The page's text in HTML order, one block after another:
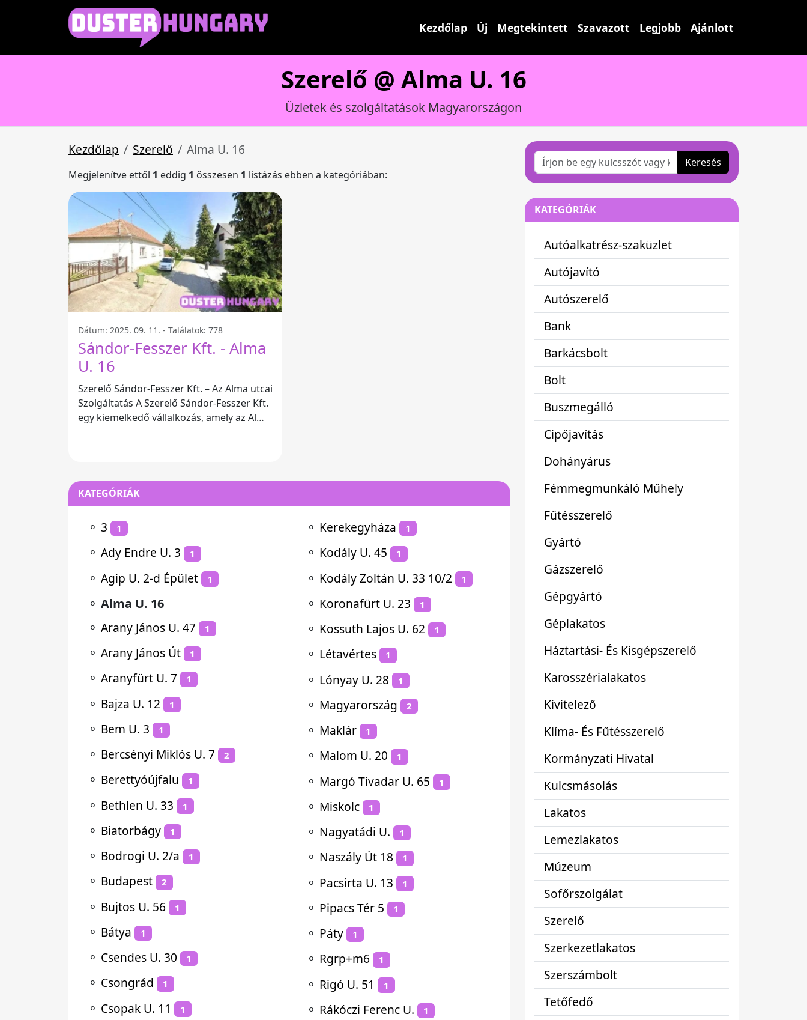
Kezdőlap Új Megtekintett Szavazott Legjobb Ajánlott
Szerelő @ Alma U. 16
Üzletek és szolgáltatások Magyarországon
Kezdőlap Szerelő Alma U. 16
Megjelenítve ettől 1 eddig 1 összesen 1 listázás ebben a kategóriában:
Dátum: 2025. 09. 11. - Találatok: 778
Sándor-Fesszer Kft. - Alma
U. 16
Szerelő Sándor-Fesszer Kft. – Az Alma utcai
Szolgáltatás A Szerelő Sándor-Fesszer Kft.
egy kiemelkedő vállalkozás, amely az Alma
KATEGÓRIÁK
⚬ 3 1
⚬ Ady Endre U. 3 1
⚬ Agip U. 2-d Épület 1
⚬ Alma U. 16
⚬ Arany János U. 47 1
⚬ Arany János Út 1
⚬ Aranyfürt U. 7 1
⚬ Bajza U. 12 1
⚬ Bem U. 3 1
⚬ Bercsényi Miklós U. 7 2
⚬ Berettyóújfalu 1
⚬ Bethlen U. 33 1
⚬ Biatorbágy 1
⚬ Bodrogi U. 2/a 1
⚬ Budapest 2
⚬ Bujtos U. 56 1
⚬ Bátya 1
⚬ Csendes U. 30 1
⚬ Csongrád 1
⚬ Csopak U. 11 1
⚬ Kerekegyháza 1
⚬ Kodály U. 45 1
⚬ Kodály Zoltán U. 33 10/2 1
⚬ Koronafürt U. 23 1
⚬ Kossuth Lajos U. 62 1
⚬ Létavértes 1
⚬ Lónyay U. 28 1
⚬ Magyarország 2
⚬ Maklár 1
⚬ Malom U. 20 1
⚬ Margó Tivadar U. 65 1
⚬ Miskolc 1
⚬ Nagyatádi U. 1
⚬ Naszály Út 18 1
⚬ Pacsirta U. 13 1
⚬ Pipacs Tér 5 1
⚬ Páty 1
⚬ Rgrp+m6 1
⚬ Rigó U. 51 1
⚬ Rákóczi Ferenc U. 1
Keresés
KATEGÓRIÁK
Autóalkatrész-szaküzlet
Autójavító
Autószerelő
Bank
Barkácsbolt
Bolt
Buszmegálló
Cipőjavítás
Dohányárus
Fémmegmunkáló Műhely
Fűtésszerelő
Gyártó
Gázszerelő
Gépgyártó
Géplakatos
Háztartási- És Kisgépszerelő
Karosszérialakatos
Kivitelező
Klíma- És Fűtésszerelő
Kormányzati Hivatal
Kulcsmásolás
Lakatos
Lemezlakatos
Múzeum
Sofőrszolgálat
Szerelő
Szerkezetlakatos
Szerszámbolt
Tetőfedő